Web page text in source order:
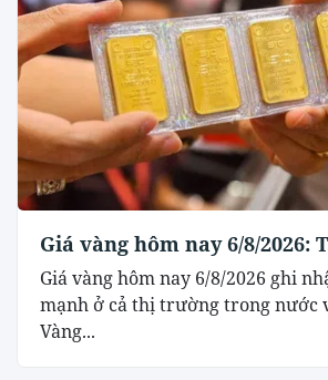
Giá vàng hôm nay 6/8/2026:
Giá vàng hôm nay 6/8/2026 ghi
mạnh ở cả thị trường trong nước
Vàng...